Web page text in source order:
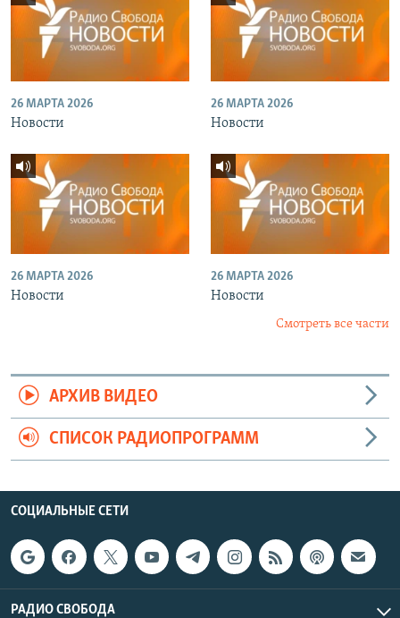
26 МАРТА 2026
Новости
26 МАРТА 2026
Новости
26 МАРТА 2026
Новости
26 МАРТА 2026
Новости
Смотреть все части
АРХИВ ВИДЕО
СПИСОК РАДИОПРОГРАММ
СОЦИАЛЬНЫЕ СЕТИ
РАДИО СВОБОДА